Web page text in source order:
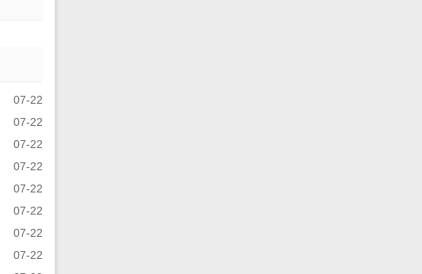
07-22
07-22
07-22
07-22
07-22
07-22
07-22
07-22